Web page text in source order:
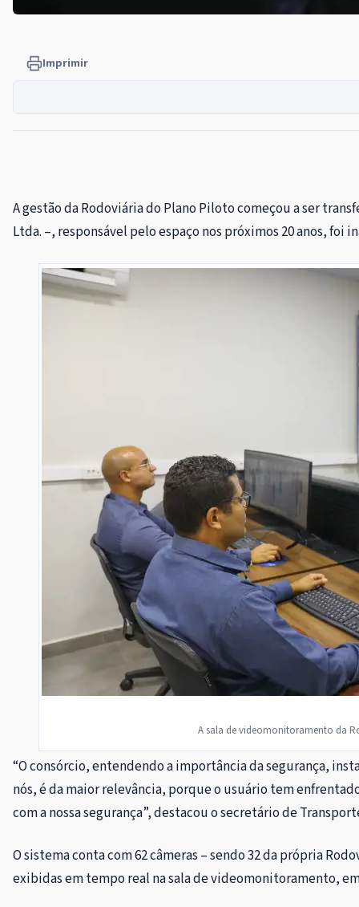
Imprimir
A gestão da Rodoviária do Plano Piloto começou a ser
Ltda. –, responsável pelo espaço nos próximos 20 anos,
A sala de videomonitoramento da
“O consórcio, entendendo a importância da segurança,
nós, é da maior relevância, porque o usuário tem
com a nossa segurança”, destacou o secretário de
O sistema conta com 62 câmeras – sendo 32 da própria
exibidas em tempo real na sala de videomonitoramento,